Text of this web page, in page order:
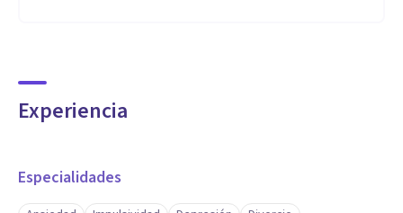
Experiencia
Especialidades